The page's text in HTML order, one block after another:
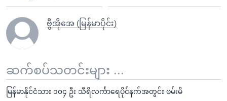
ဗွီအိုအေ (မြန်မာပိုင်း)
ဆက်စပ်သတင်းများ ...
မြန်မာနိုင်ငံသား ၁၀၄ ဦး သီရိလင်္ကာရေပိုင်နက်အတွင်း ဖမ်းမိ